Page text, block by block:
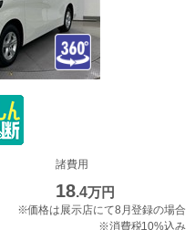
諸費用
18.4万円
※価格は展示店にて8月登録の場合
※消費税10%込み